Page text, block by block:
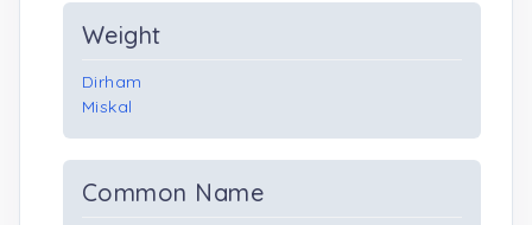
Weight
Dirham
Miskal
Common Name